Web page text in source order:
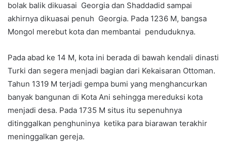
bolak balik dikuasai Georgia dan Shaddadid sampai
akhirnya dikuasai penuh Georgia. Pada 1236 M, bangsa
Mongol merebut kota dan membantai penduduknya.
Pada abad ke 14 M, kota ini berada di bawah kendali dinasti
Turki dan segera menjadi bagian dari Kekaisaran Ottoman.
Tahun 1319 M terjadi gempa bumi yang menghancurkan
banyak bangunan di Kota Ani sehingga mereduksi kota
menjadi desa. Pada 1735 M situs itu sepenuhnya
ditinggalkan penghuninya ketika para biarawan terakhir
meninggalkan gereja.